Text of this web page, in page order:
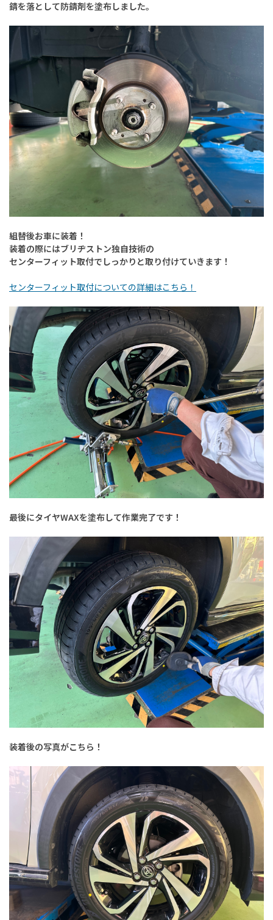
錆を落として防錆剤を塗布しました。
組替後お車に装着！
装着の際にはブリヂストン独自技術の
センターフィット取付でしっかりと取り付けていきます！
センターフィット取付についての詳細はこちら！
最後にタイヤWAXを塗布して作業完了です！
装着後の写真がこちら！